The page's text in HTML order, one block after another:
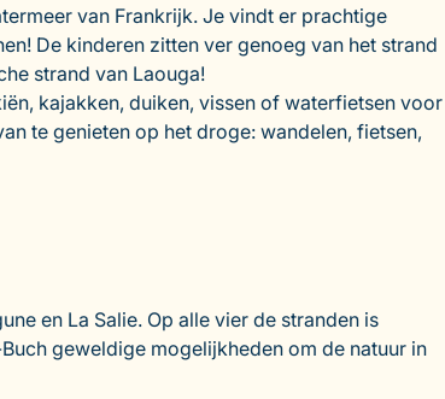
van Frankrijk. Je vindt er prachtige
De kinderen zitten ver genoeg van het strand
strand van Laouga!
kajakken, duiken, vissen of waterfietsen voor
te genieten op het droge: wandelen, fietsen,
en La Salie. Op alle vier de stranden is
geweldige mogelijkheden om de natuur in